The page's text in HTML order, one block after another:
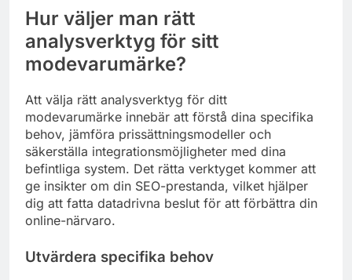
Hur väljer man rätt
analysverktyg för sitt
modevarumärke?
Att välja rätt analysverktyg för ditt
modevarumärke innebär att förstå dina specifika
behov, jämföra prissättningsmodeller och
säkerställa integrationsmöjligheter med dina
befintliga system. Det rätta verktyget kommer att
ge insikter om din SEO-prestanda, vilket hjälper
dig att fatta datadrivna beslut för att förbättra din
online-närvaro.
Utvärdera specifika behov